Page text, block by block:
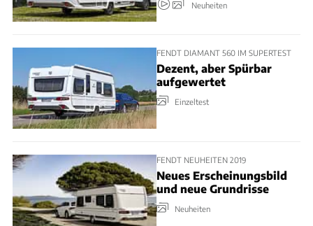
Neuheiten
FENDT DIAMANT 560 IM SUPERTEST
Dezent, aber Spürbar
aufgewertet
Einzeltest
FENDT NEUHEITEN 2019
Neues Erscheinungsbild
und neue Grundrisse
Neuheiten